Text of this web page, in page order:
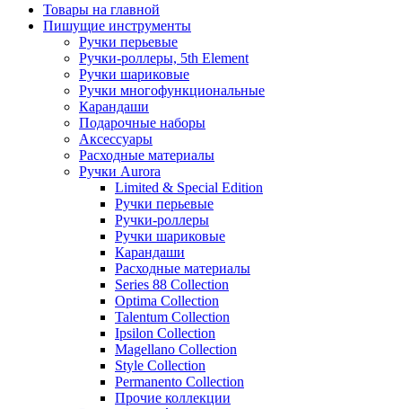
Товары на главной
Пишущие инструменты
Ручки перьевые
Ручки-роллеры, 5th Element
Ручки шариковые
Ручки многофункциональные
Карандаши
Подарочные наборы
Аксессуары
Расходные материалы
Ручки Aurora
Limited & Special Edition
Ручки перьевые
Ручки-роллеры
Ручки шариковые
Карандаши
Расходные материалы
Series 88 Collection
Optima Collection
Talentum Collection
Ipsilon Collection
Magellano Collection
Style Collection
Permanento Collection
Прочие коллекции